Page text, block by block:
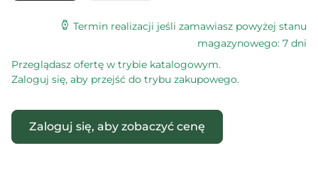
Termin realizacji jeśli zamawiasz powyżej stanu
magazynowego: 7 dni
Przeglądasz ofertę w trybie katalogowym.
Zaloguj się, aby przejść do trybu zakupowego.
Zaloguj się, aby zobaczyć cenę